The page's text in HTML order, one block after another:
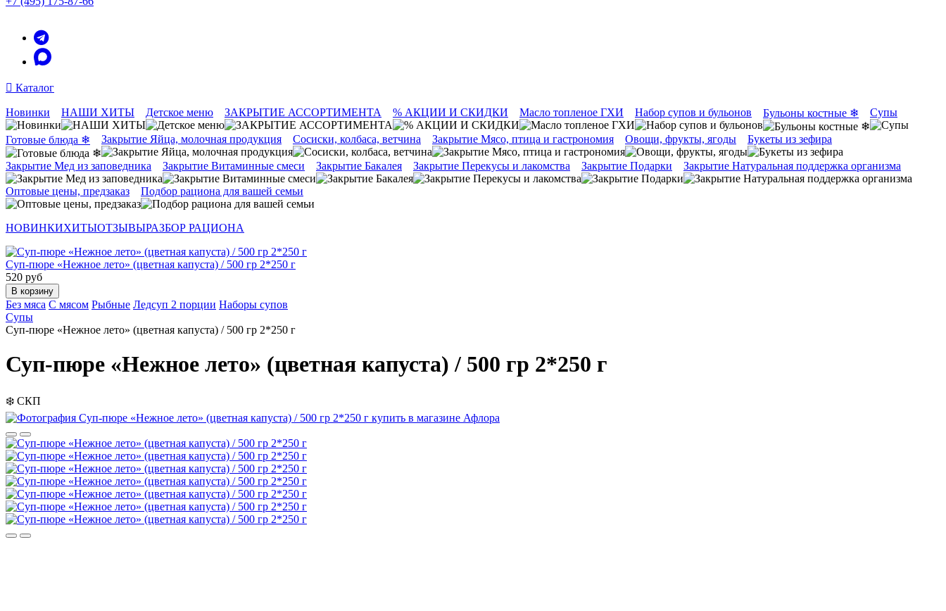
Каталог
Новинки НАШИ ХИТЫ Детское меню ЗАКРЫТИЕ АССОРТИМЕНТА % АКЦИИ И СКИДКИ Масло топленое ГХИ Набор супов и бульонов Бульоны костные ❄ Супы
Готовые блюда ❄ Закрытие Яйца, молочная продукция Сосиски, колбаса, ветчина Закрытие Мясо, птица и гастрономия Овощи, фрукты, ягоды Букеты из зефира
Закрытие Мед из заповедника Закрытие Витаминные смеси Закрытие Бакалея Закрытие Перекусы и лакомства Закрытие Подарки Закрытие Натуральная поддержка организма
Оптовые цены, предзаказ Подбор рациона для вашей семьи
НОВИНКИХИТЫОТЗЫВЫРАЗБОР РАЦИОНА
Суп-пюре «Нежное лето» (цветная капуста) / 500 гр 2*250 г
520 руб
В корзину
Без мяса С мясом Рыбные Ледсуп 2 порции Наборы супов
Супы
Суп-пюре «Нежное лето» (цветная капуста) / 500 гр 2*250 г
Суп-пюре «Нежное лето» (цветная капуста) / 500 гр 2*250 г
❄️ СКП